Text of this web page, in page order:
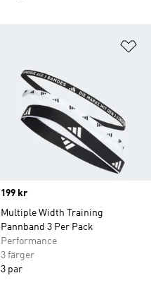
Price
199 kr
Multiple Width Training
Pannband 3 Per Pack
Performance
3 färger
3 par